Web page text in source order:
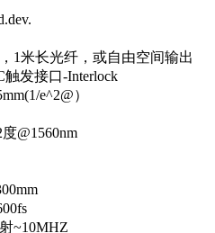
1米长光纤，或自由空间输出
发接口-Interlock
e^2@）
@1560nm
~10MHZ